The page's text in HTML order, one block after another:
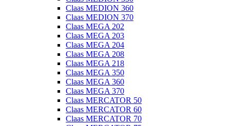
Claas MEDION 360
Claas MEDION 370
Claas MEGA 202
Claas MEGA 203
Claas MEGA 204
Claas MEGA 208
Claas MEGA 218
Claas MEGA 350
Claas MEGA 360
Claas MEGA 370
Claas MERCATOR 50
Claas MERCATOR 60
Claas MERCATOR 70